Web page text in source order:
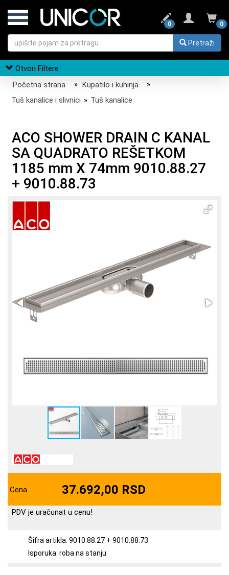
0
0
Pretraži
Otvori Filtere
Početna strana
» Kupatilo i kuhinja
»
Tuš kanalice i slivnici » Tuš kanalice
ACO SHOWER DRAIN C KANAL
SA QUADRATO REŠETKOM
1185 mm X 74mm 9010.88.27
+ 9010.88.73
Cena 37.692,00 RSD
PDV je uračunat u cenu!
Šifra artikla: 9010.88.27 + 9010.88.73
Isporuka: roba na stanju